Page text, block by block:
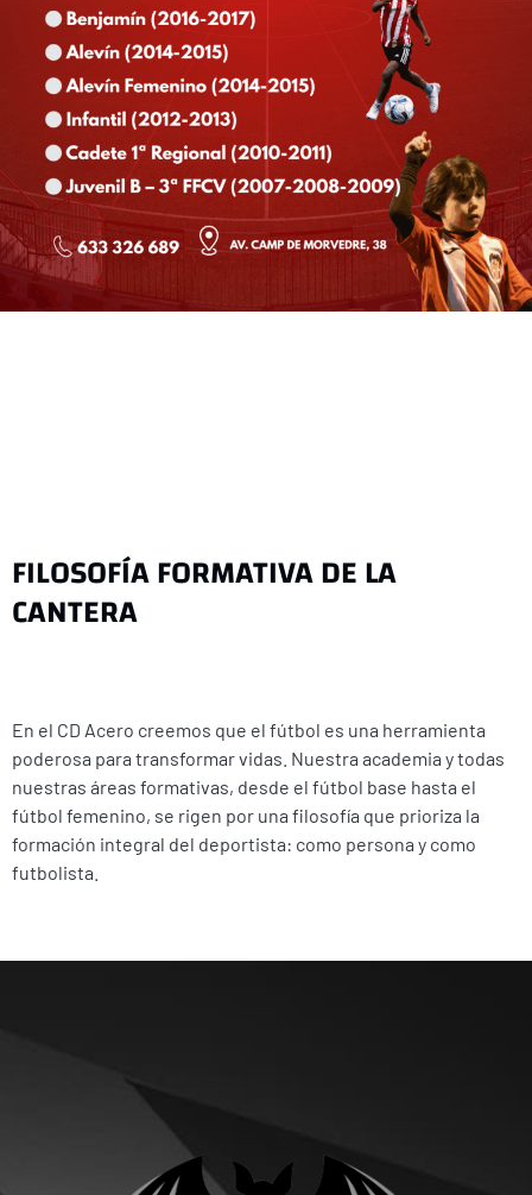
FILOSOFÍA FORMATIVA DE LA
CANTERA
En el CD Acero creemos que el fútbol es una herramienta
poderosa para transformar vidas. Nuestra academia y todas
nuestras áreas formativas, desde el fútbol base hasta el
fútbol femenino, se rigen por una filosofía que prioriza la
formación integral del deportista: como persona y como
futbolista.